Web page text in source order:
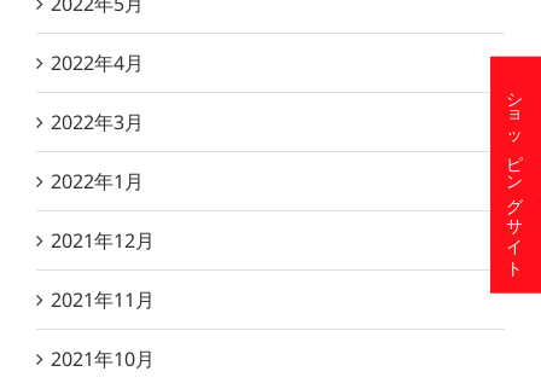
2022年4月
2022年3月
2022年1月
2021年12月
2021年11月
2021年10月
ショッピングサイト